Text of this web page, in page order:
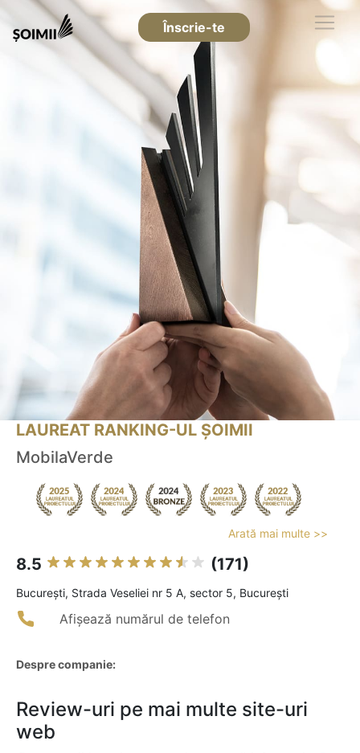
Înscrie-te
LAUREAT RANKING-UL ȘOIMII
MobilaVerde
Arată mai multe >>
8.5 (171)
Bucureşti, Strada Veseliei nr 5 A, sector 5, București
Afișează numărul de telefon
Despre companie:
Review-uri pe mai multe site-uri
web